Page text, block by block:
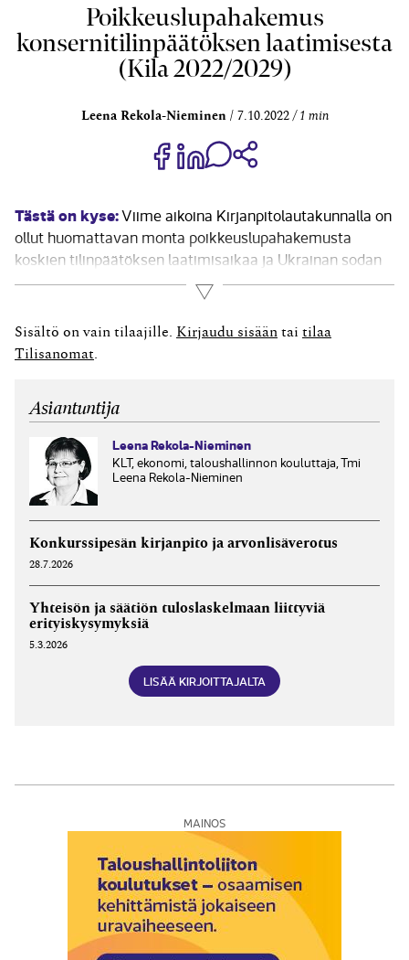
Poikkeuslupahakemus
konsernitilinpäätöksen laatimisesta
(Kila 2022/2029)
Leena Rekola-Nieminen 7.10.2022 1 min
Jaa Share on Facebook
Jaa Share on LinkedIn
Jaa WhatsApp-viestinä
Tästä on kyse:Viime aikoina Kirjanpitolautakunnalla on
ollut huomattavan monta poikkeuslupahakemusta
koskien tilinpäätöksen laatimisaikaa ja Ukrainan sodan
vaikutuksia. Tässä poikkeuslupahakemuksessa on
kuitenkin aivan kotimaiset perustelut jatkoajalle. Hakija
on suomalaisen konsernin emoyhtiö ja se hakee
poikkeuslupaa konsernitilinpäätöksen laatimisesta sekä
Lue lisää
Sisältö on vain tilaajille. Kirjaudu sisään tai tilaa
Tilisanomat
Asiantuntija
Leena Rekola-Nieminen
KLT, ekonomi, taloushallinnon kouluttaja, Tmi
Leena Rekola-Nieminen
Konkurssipesän kirjanpito ja arvonlisäverotus
28.7.2026
Yhteisön ja säätiön tuloslaskelmaan liittyviä
erityiskysymyksiä
5.3.2026
LISÄÄ KIRJOITTAJALTA
MAINOS